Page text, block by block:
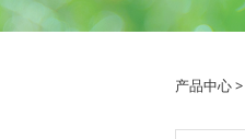
产品中心>